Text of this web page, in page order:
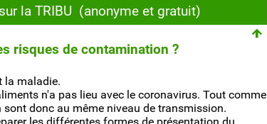
la TRIBU (anonyme et gratuit)
risques de contamination ?
la maladie.
n'a pas lieu avec le coronavirus. Tout comme
donc au même niveau de transmission.
les différentes formes de présentation du